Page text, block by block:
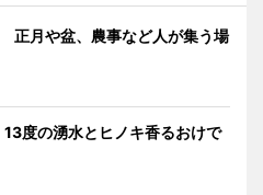
正月や盆、農事など人が集う場
度の湧水とヒノキ香るおけで